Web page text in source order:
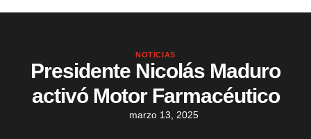
NOTICIAS
Presidente Nicolás Maduro
activó Motor Farmacéutico
marzo 13, 2025